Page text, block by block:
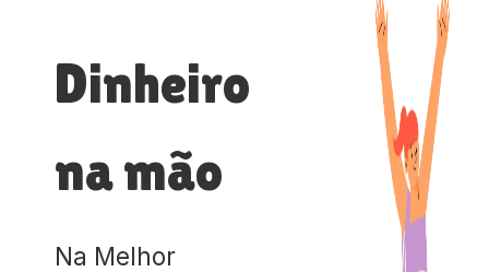
Dinheiro
na mão
Na Melhor